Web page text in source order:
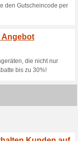
Spare
der